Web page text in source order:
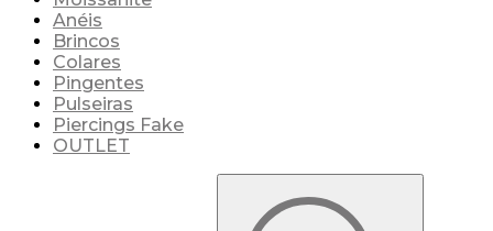
Anéis
Brincos
Colares
Pingentes
Pulseiras
Piercings Fake
OUTLET